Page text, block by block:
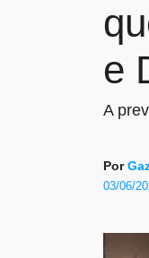
e
A
Por
03/06/